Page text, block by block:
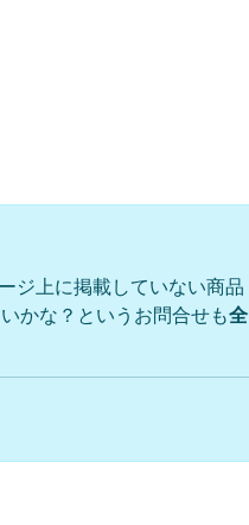
ジ上に掲載していない商品
な？というお問合せも全